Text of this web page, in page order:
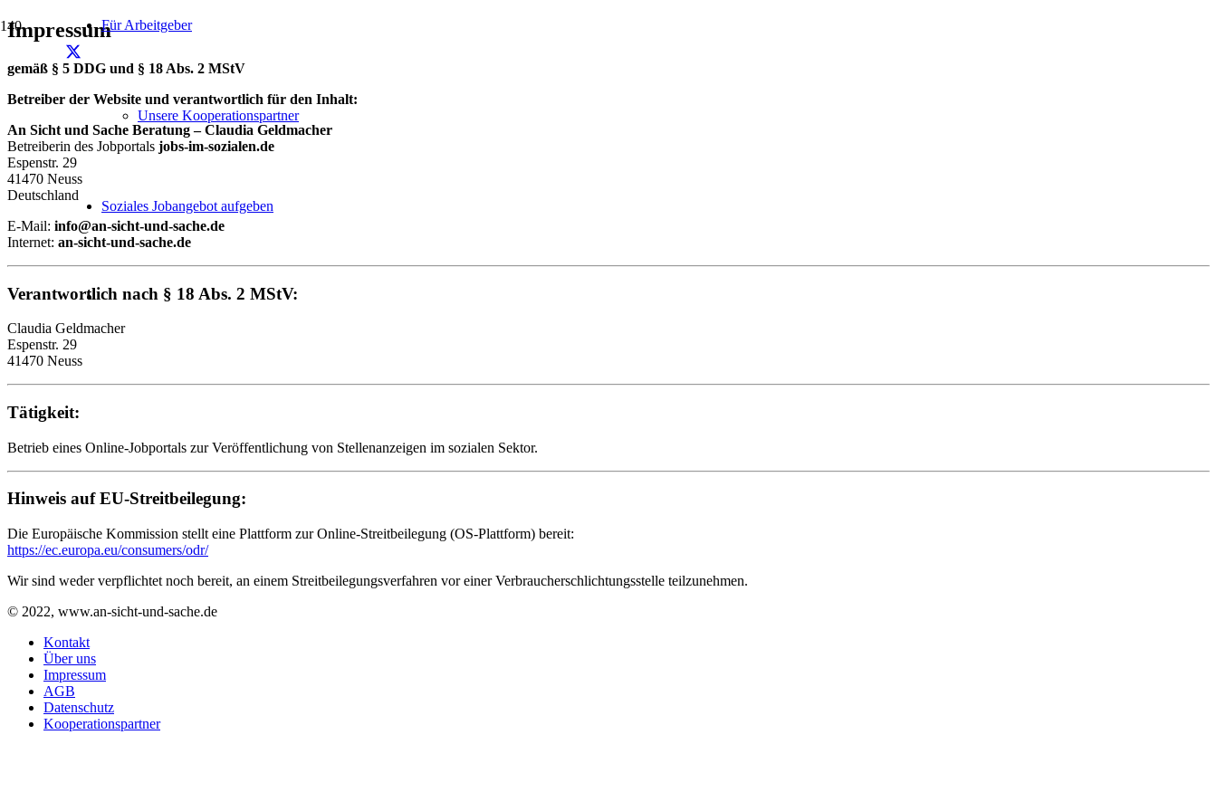
Für Arbeitgeber
Unsere Kooperationspartner
Soziales Jobangebot aufgeben
Impressum
gemäß § 5 DDG und § 18 Abs. 2 MStV
Betreiber der Website und verantwortlich für den Inhalt:
An Sicht und Sache Beratung – Claudia Geldmacher
Betreiberin des Jobportals jobs-im-sozialen.de
Espenstr. 29
41470 Neuss
Deutschland
E-Mail: info@an-sicht-und-sache.de
Internet: an-sicht-und-sache.de
Verantwortlich nach § 18 Abs. 2 MStV:
Claudia Geldmacher
Espenstr. 29
41470 Neuss
Tätigkeit:
Betrieb eines Online-Jobportals zur Veröffentlichung von Stellenanzeigen im sozialen Sektor.
Hinweis auf EU-Streitbeilegung:
Die Europäische Kommission stellt eine Plattform zur Online-Streitbeilegung (OS-Plattform) bereit:
https://ec.europa.eu/consumers/odr/
Wir sind weder verpflichtet noch bereit, an einem Streitbeilegungsverfahren vor einer Verbraucherschlichtungsstelle teilzunehmen.
© 2022, www.an-sicht-und-sache.de
Kontakt
Über uns
Impressum
AGB
Datenschutz
Kooperationspartner